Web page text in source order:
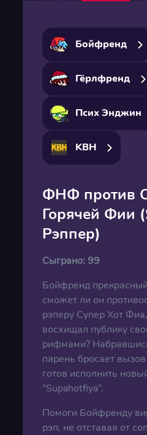
Бойфренд
Гёрлфренд
Псих Энджин
KBH
ФНФ против
Горячей Фии
Рэппер)
Сыграно: 99
Бойфренд
сможет ли он
рэперу Супер Хот
восхищал публику
рифмами?
парень бросает
готов исполнить
“Supahotfiya”.
Помоги Бойфренду
рэп, не отставая от